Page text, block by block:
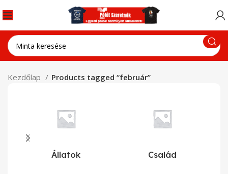
Kezdőlap Products tagged “február”
Állatok Család